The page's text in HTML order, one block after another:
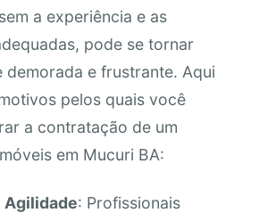
a experiência e as
pode se tornar
demorada e frustrante. Aqui
pelos quais você
a contratação de um
em Mucuri BA:
Agilidade: Profissionais